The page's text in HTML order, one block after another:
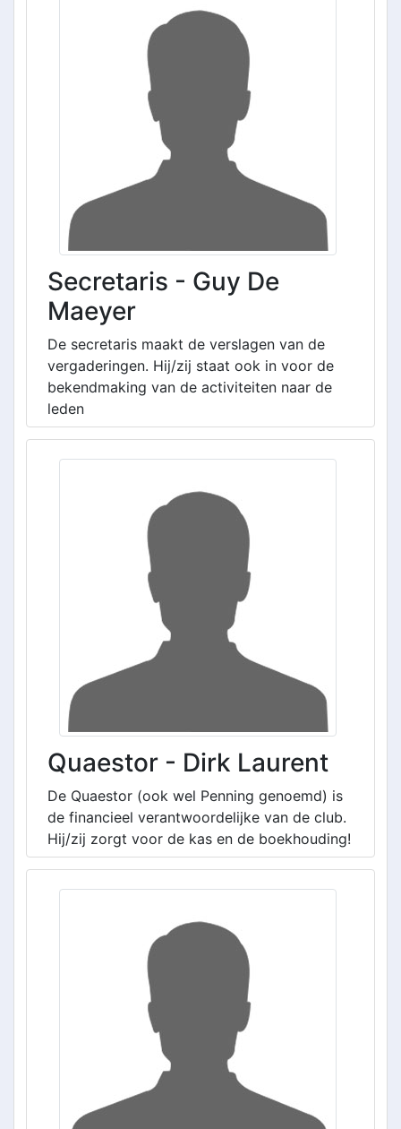
Secretaris - Guy De
Maeyer
De secretaris maakt de verslagen van de
vergaderingen. Hij/zij staat ook in voor de
bekendmaking van de activiteiten naar de
leden
Quaestor - Dirk Laurent
De Quaestor (ook wel Penning genoemd) is
de financieel verantwoordelijke van de club.
Hij/zij zorgt voor de kas en de boekhouding!